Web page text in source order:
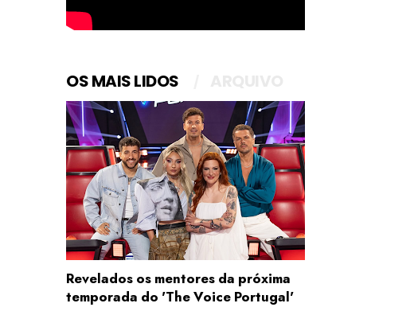
OS MAIS LIDOS
Revelados os mentores da próxima
temporada do 'The Voice Portugal'